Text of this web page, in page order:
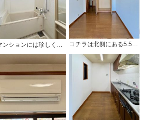
マンションには珍しく窓付で換気もグッド！ コチラは北側にある5.5帖の洋室です。